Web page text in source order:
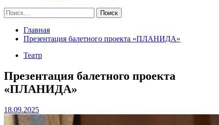
Найти:
Главная
Презентация балетного проекта «ПЛАНИДА»
Театр
Презентация балетного проекта
«ПЛАНИДА»
18.09.2025